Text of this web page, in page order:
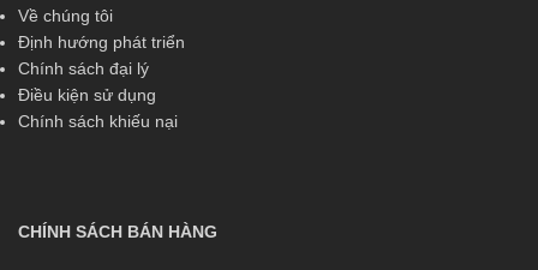
Về chúng tôi
Định hướng phát triển
Chính sách đại lý
Điều kiện sử dụng
Chính sách khiếu nại
CHÍNH SÁCH BÁN HÀNG